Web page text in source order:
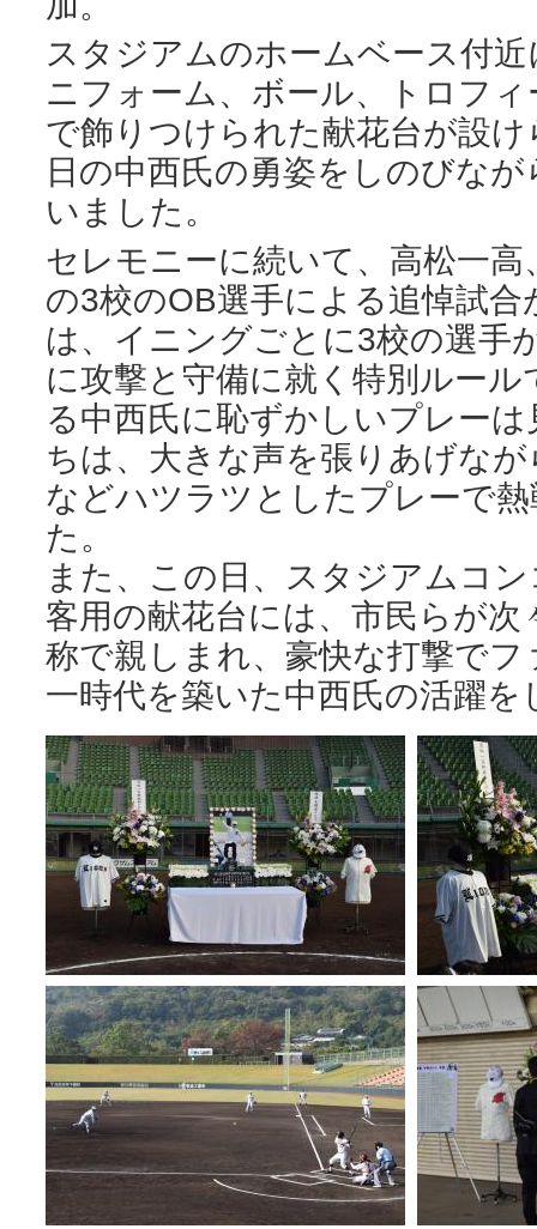
スタジアムのホームベース付
ニフォーム、ボール、トロフ
で飾りつけられた献花台が設
日の中西氏の勇姿をしのびな
いました。
セレモニーに続いて、高松一
の3校のOB選手による追悼試
は、イニングごとに3校の選手
に攻撃と守備に就く特別ルー
る中西氏に恥ずかしいプレー
ちは、大きな声を張りあげな
などハツラツとしたプレーで
た。
また、この日、スタジアムコ
客用の献花台には、市民らが
称で親しまれ、豪快な打撃で
一時代を築いた中西氏の活躍